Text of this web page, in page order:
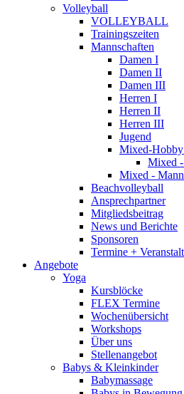
Volleyball
VOLLEYBALL
Trainingszeiten
Mannschaften
Damen I
Damen II
Damen III
Herren I
Herren II
Herren III
Jugend
Mixed-
Mixed
Mixed -
Beachvolleyball
Ansprechpartner
Mitgliedsbeitrag
News und Berichte
Sponsoren
Termine +
Angebote
Yoga
Kursblöcke
FLEX Termine
Wochenübersicht
Workshops
Über uns
Stellenangebot
Babys & Kleinkinder
Babymassage